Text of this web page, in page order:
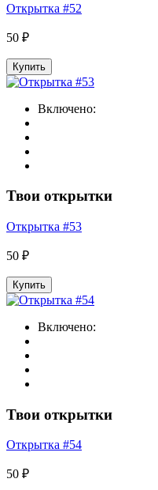
Открытка #52
50 ₽
Купить
Включено:
Твои открытки
Открытка #53
50 ₽
Купить
Включено:
Твои открытки
Открытка #54
50 ₽